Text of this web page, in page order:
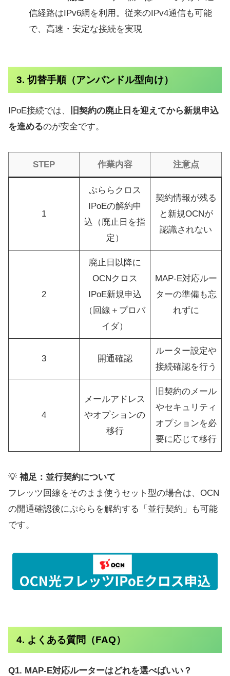
信経路はIPv6網を利用。従来のIPv4通信も可能
で、高速・安定な接続を実現
3. 切替手順（アンバンドル型向け）
IPoE接続では、
旧契約の廃止日を迎えてから新規申込
を進めるのが安全です。
STEP 作業内容 注意点
1
ぷららクロス
IPoEの解約申
込（廃止日を指
定）
契約情報が残る
と新規OCNが
認識されない
2
廃止日以降に
OCNクロス
IPoE新規申込
（回線＋プロバ
イダ）
MAP-E対応ルー
ターの準備も忘
れずに
3 開通確認
ルーター設定や
接続確認を行う
4
メールアドレス
やオプションの
移行
旧契約のメール
やセキュリティ
オプションを必
要に応じて移行
💡 補足：並行契約について
フレッツ回線をそのまま使うセット型の場合は、OCN
の開通確認後にぷららを解約する「並行契約」も可能
です。
4. よくある質問（FAQ）
Q1. MAP-E対応ルーターはどれを選べばいい？